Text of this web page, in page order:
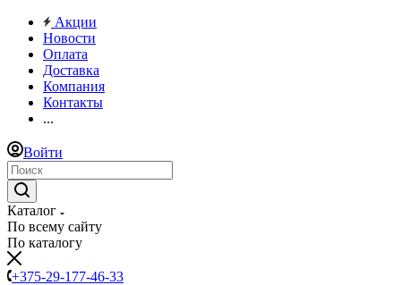
Акции
Новости
Оплата
Доставка
Компания
Контакты
...
Войти
Каталог
По всему сайту
По каталогу
+375-29-177-46-33